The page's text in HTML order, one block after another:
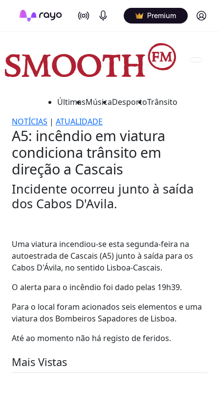
On Air Podcasts Premium Log in
ÚltimasMúsicaDesportoTrânsito
NOTÍCIAS | ATUALIDADE
A5: incêndio em viatura
condiciona trânsito em
direção a Cascais
Incidente ocorreu junto à saída
dos Cabos D'Avila.
Uma viatura incendiou-se esta segunda-feira na
autoestrada de Cascais (A5) junto à saída para os
Cabos D'Ávila, no sentido Lisboa-Cascais.
O alerta para o incêndio foi dado pelas 19h39.
Para o local foram acionados seis elementos e uma
viatura dos Bombeiros Sapadores de Lisboa.
Até ao momento não há registo de feridos.
Mais Vistas